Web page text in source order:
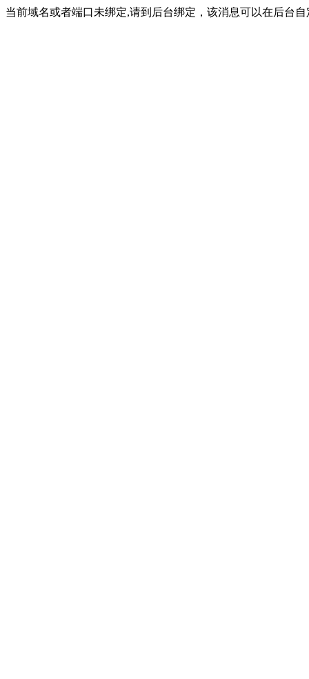
当前域名或者端口未绑定,请到后台绑定，该消息可以在后台自